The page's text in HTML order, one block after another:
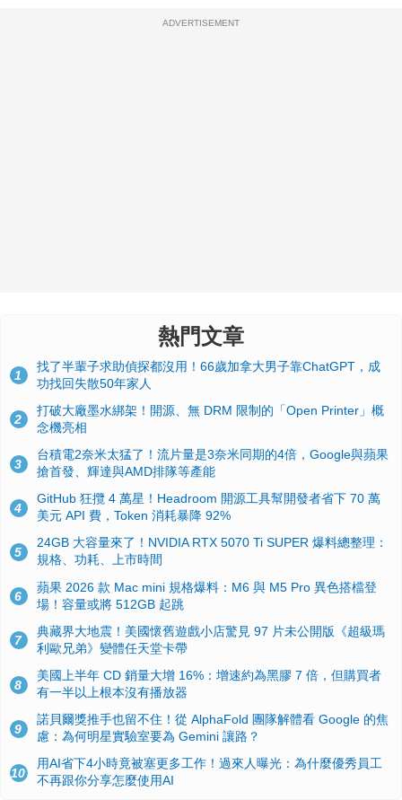
ADVERTISEMENT
熱門文章
1
找了半輩子求助偵探都沒用！66歲加拿大男子靠ChatGPT，成
功找回失散50年家人
2
打破大廠墨水綁架！開源、無 DRM 限制的「Open Printer」概
念機亮相
3
台積電2奈米太猛了！流片量是3奈米同期的4倍，Google與蘋果
搶首發、輝達與AMD排隊等產能
4
GitHub 狂攬 4 萬星！Headroom 開源工具幫開發者省下 70 萬
美元 API 費，Token 消耗暴降 92%
5
24GB 大容量來了！NVIDIA RTX 5070 Ti SUPER 爆料總整理：
規格、功耗、上市時間
6
蘋果 2026 款 Mac mini 規格爆料：M6 與 M5 Pro 異色搭檔登
場！容量或將 512GB 起跳
7
典藏界大地震！美國懷舊遊戲小店驚見 97 片未公開版《超級瑪
利歐兄弟》變體任天堂卡帶
8
美國上半年 CD 銷量大增 16%：增速約為黑膠 7 倍，但購買者
有一半以上根本沒有播放器
9
諾貝爾獎推手也留不住！從 AlphaFold 團隊解體看 Google 的焦
慮：為何明星實驗室要為 Gemini 讓路？
10
用AI省下4小時竟被塞更多工作！過來人曝光：為什麼優秀員工
不再跟你分享怎麼使用AI